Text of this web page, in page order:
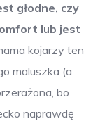
głodne, czy
lub jest
kojarzy ten
maluszka (a
bo
naprawdę